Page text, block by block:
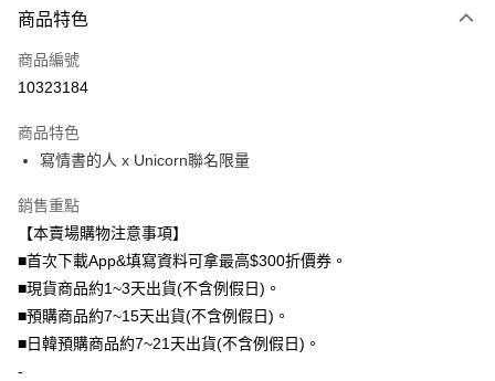
台新國際商業銀行
元大商業銀行
玉山商業銀行
台新國際商業銀行
台灣樂天信用卡公司
聯邦商業銀行
玉山商業銀行
台新國際商業銀行
華泰商業銀行
遠東國際商業銀行
星展（台灣）商業銀行
悠遊付
Google Pay
全盈+PAY
大哥付你分期
相關說明
【大哥付你分期使用說明】
2.付款方式選擇「大哥付你分期」，訂單成立後會自動跳轉到大哥付的交易
流程，驗證手機門號後，選擇欲分期的期數、繳款截止日，確認付款後即完
成交易。
3.實際核准額度、可分期數及費用金額請依後續交易確認頁面所載為準。
AFTEE先享後付
相關說明
【關於「AFTEE先享後付」】
AFTEE先享後付是「在收到商品之後才付款」的支付方式。 讓您購物簡單
ATM付款
杯 杯子 環保杯 UNIHE
純色
杯子 環保杯
商品特色
商品編號
10323184
商品特色
寫情書的人 x Unicorn聯名限量
銷售重點
【本賣場購物注意事項】
■首次下載App&填寫資料可拿最高$300折價券。
■現貨商品約1~3天出貨(不含例假日)。
■預購商品約7~15天出貨(不含例假日)。
■日韓預購商品約7~21天出貨(不含例假日)。
-